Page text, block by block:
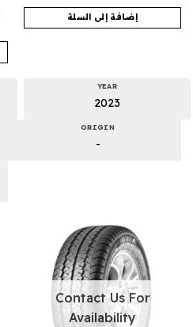
إضافة إلى السلة
YEAR
2023
ORIGIN
-
Contact Us For
Availability